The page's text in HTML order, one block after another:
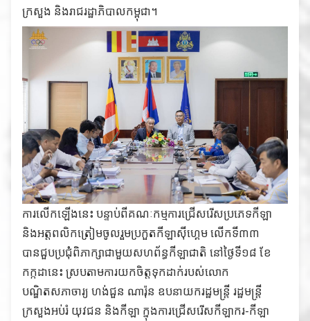
ក្រសួង និងរាជរដ្ឋាភិបាលកម្ពុជា។
ការលើកឡើងនេះ បន្ទាប់ពីគណៈកម្មការជ្រើសរើសប្រភេទកីឡា
និងអត្តពលិកត្រៀមចូលរួមប្រកួតកីឡាស៊ីហ្គេម លើកទី៣៣
បានជួបប្រជុំពិភាក្សាជាមួយសហព័ន្ធកីឡាជាតិ នៅថ្ងៃទី១៨ ខែ
កក្កដានេះ ស្របតាមការយកចិត្តទុកដាក់របស់លោក
បណ្ឌិតសភាចារ្យ ហង់ជួន ណារ៉ុន ឧបនាយករដ្ឋមន្ដ្រី រដ្ឋមន្ដ្រី
ក្រសួងអប់រំ យុវជន និងកីឡា ក្នុងការជ្រើសរើសកីឡាករ-កីឡា